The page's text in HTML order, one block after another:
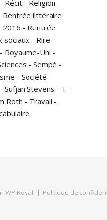
- Récit - Religion -
Rentrée littéraire
2016 - Rentrée
sociaux - Rire -
- Royaume-Uni -
- Sempé -
- Société -
- Sufjan Stevens - T -
Roth - Travail -
WP Royal. Politique de